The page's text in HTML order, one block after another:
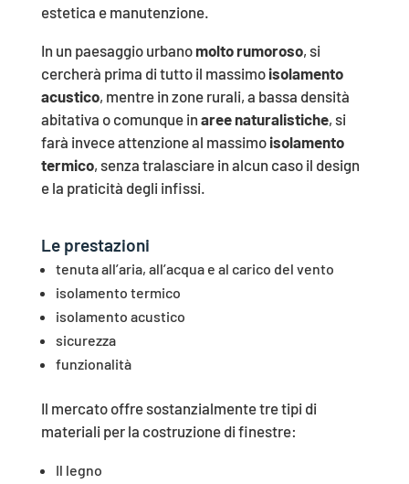
estetica e manutenzione.
In un paesaggio urbanomolto rumoroso, si
cercherà prima di tutto il massimo isolamento
acustico, mentre in zone rurali, a bassa densità
abitativa o comunque in aree naturalistiche, si
farà invece attenzione al massimo isolamento
termico, senza tralasciare in alcun caso il design
e la praticità degli infissi.
Le prestazioni
tenuta all’aria, all’acqua e al carico del vento
isolamento termico
isolamento acustico
sicurezza
funzionalità
Il mercato offre sostanzialmente tre tipi di
materiali per la costruzione di finestre:
Il legno